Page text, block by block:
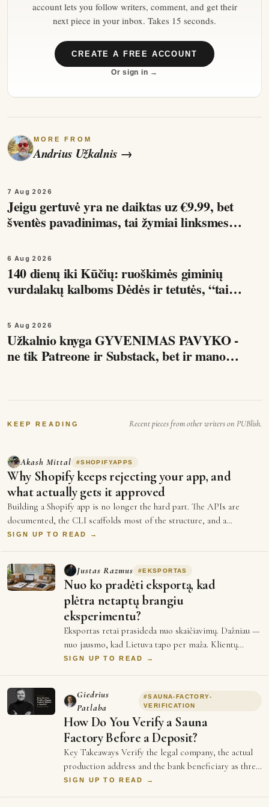
account lets you follow writers, comment, and get their
next piece in your inbox. Takes 15 seconds.
CREATE A FREE ACCOUNT
Or sign in →
MORE FROM
Andrius Užkalnis →
7 Aug 2026
Jeigu gertuvė yra ne daiktas uz €9.99, bet
šventès pavadinimas, tai žymiai linksmesnis
6 Aug 2026
140 dienų iki Kūčių: ruoškimės giminių
vurdalakų kalboms Dėdės ir tetutės, “tai
mišrainės balkone, tai…
5 Aug 2026
Užkalnio knyga GYVENIMAS PAVYKO -
ne tik Patreone ir Substack, bet ir mano
KEEP READING Recent pieces from other writers on PUBlish.
Akash Mittal #SHOPIFYAPPS
Why Shopify keeps rejecting your app, and
what actually gets it approved
Building a Shopify app is no longer the hard part. The APIs are
documented, the CLI scaffolds most of the structure, and a
competent develop…
SIGN UP TO READ →
Justas Razmus #EKSPORTAS
Nuo ko pradėti eksportą, kad
plėtra netaptų brangiu
eksperimentu?
Eksportas retai prasideda nuo skaičiavimų. Dažniau —
nuo jausmo, kad Lietuva tapo per maža. Klientų
vietinėje rinkoje jau turi, produktas ve…
SIGN UP TO READ →
Giedrius
Patlaba
#SAUNA-FACTORY-
VERIFICATION
How Do You Verify a Sauna
Factory Before a Deposit?
Key Takeaways Verify the legal company, the actual
production address and the bank beneficiary as three
separate facts. EU BRIS provides rea…
SIGN UP TO READ →